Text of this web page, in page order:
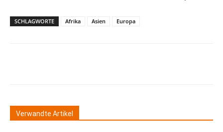
SCHLAGWORTE Afrika Asien Europa
Verwandte Artikel